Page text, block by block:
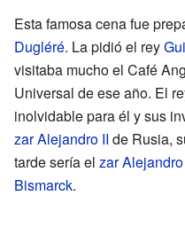
Esta famosa cena fue
Dugléré. La pidió el rey
visitaba mucho el Café
Universal de ese año. El
inolvidable para él y sus
zar Alejandro II de Rusia,
tarde sería el zar Alejandro
Bismarck.